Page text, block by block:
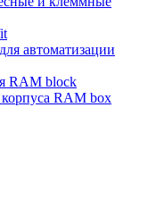
автоматизации
RAM block
RAM box